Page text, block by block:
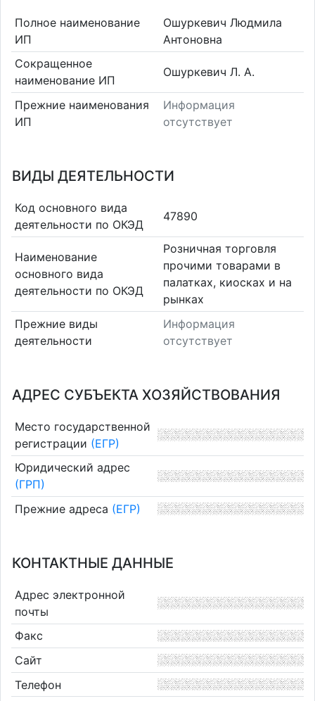
Полное наименование
ИП
Ошуркевич Людмила
Антоновна
Сокращенное
наименование ИП
Ошуркевич Л. А.
Прежние наименования
ИП
Информация
отсутствует
ВИДЫ ДЕЯТЕЛЬНОСТИ
Код основного вида
деятельности по ОКЭД
47890
Наименование
основного вида
деятельности по ОКЭД
Розничная торговля
прочими товарами в
палатках, киосках и на
рынках
Прежние виды
деятельности
Информация
отсутствует
АДРЕС СУБЪЕКТА ХОЗЯЙСТВОВАНИЯ
Место государственной
регистрации (ЕГР)
Юридический адрес
(ГРП)
Прежние адреса (ЕГР)
КОНТАКТНЫЕ ДАННЫЕ
Адрес электронной
почты
Факс
Сайт
Телефон